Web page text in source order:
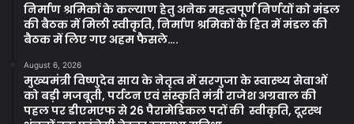
निर्माण श्रमिकों के कल्याण हेतु अनेक महत्वपूर्ण निर्णयों को मंडल
की बैठक में मिली स्वीकृति, निर्माण श्रमिकों के हित में मंडल की
बैठक में लिए गए अहम फैसले….
August 6, 2026
मुख्यमंत्री विष्णुदेव साय के नेतृत्व में सरगुजा के स्वास्थ्य सेवाओं
को बड़ी मजबूती, पर्यटन एवं संस्कृति मंत्री राजेश अग्रवाल की
पहल पर डीएमएफ से 26 पैरामेडिकल पदों की स्वीकृति, दूरस्थ